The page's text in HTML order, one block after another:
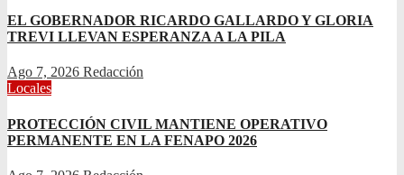
EL GOBERNADOR RICARDO GALLARDO Y GLORIA
TREVI LLEVAN ESPERANZA A LA PILA
Ago 7, 2026 Redacción
Locales
PROTECCIÓN CIVIL MANTIENE OPERATIVO
PERMANENTE EN LA FENAPO 2026